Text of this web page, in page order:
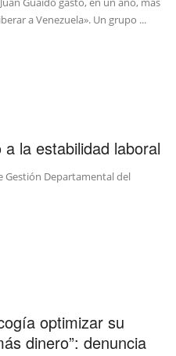
a Venezuela». Un grupo ...
la estabilidad laboral
Gestión Departamental del
optimizar su
dinero”: denuncia